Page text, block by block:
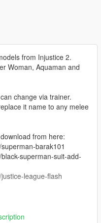
from Injustice 2.
Woman, Aquaman and
change via trainer.
it name to any melee
from here:
barak101
superman-suit-add-
league-flash